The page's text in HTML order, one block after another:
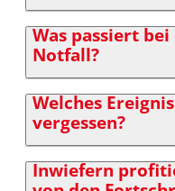
Was passiert
Notfall?
Welches
vergessen?
Inwiefern